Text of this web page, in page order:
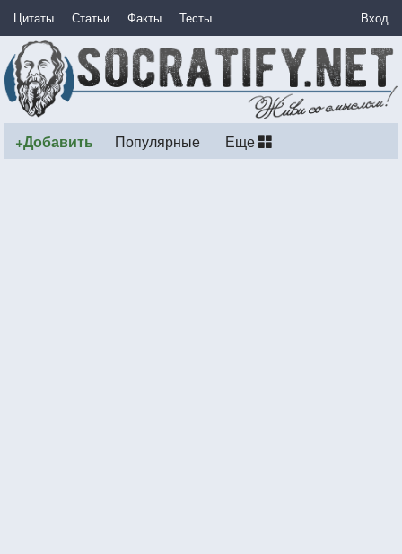
Цитаты Статьи Факты Тесты Вход
+Добавить Популярные Еще